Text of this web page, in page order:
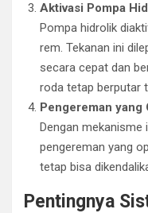
Aktivasi Pompa
Pompa hidrolik
rem. Tekanan ini
secara cepat dan
roda tetap berputar
Pengereman yang
Dengan
pengereman yang
tetap bisa
Pentingnya